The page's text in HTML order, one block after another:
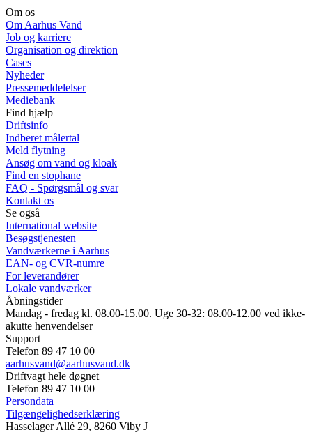
Om os
Om Aarhus Vand
Job og karriere
Organisation og direktion
Cases
Nyheder
Pressemeddelelser
Mediebank
Find hjælp
Driftsinfo
Indberet målertal
Meld flytning
Ansøg om vand og kloak
Find en stophane
FAQ - Spørgsmål og svar
Kontakt os
Se også
International website
Besøgstjenesten
Vandværkerne i Aarhus
EAN- og CVR-numre
For leverandører
Lokale vandværker
Åbningstider
Mandag - fredag kl. 08.00-15.00. Uge 30-32: 08.00-12.00 ved ikke-
akutte henvendelser
Support
Telefon 89 47 10 00
aarhusvand@aarhusvand.dk
Driftvagt hele døgnet
Telefon 89 47 10 00
Persondata
Tilgængelighedserklæring
Hasselager Allé 29, 8260 Viby J